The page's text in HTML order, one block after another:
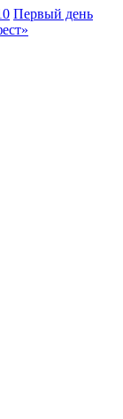
Первый день